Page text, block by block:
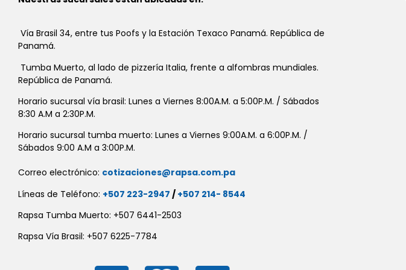
Vía Brasil 34, entre tus Poofs y la Estación Texaco Panamá. República de
Panamá.
Tumba Muerto, al lado de pizzería Italia, frente a alfombras mundiales.
República de Panamá.
Horario sucursal vía brasil: Lunes a Viernes 8:00A.M. a 5:00P.M. / Sábados
8:30 A.M a 2:30P.M.
Horario sucursal tumba muerto: Lunes a Viernes 9:00A.M. a 6:00P.M. /
Sábados 9:00 A.M a 3:00P.M.
Correo electrónico: cotizaciones@rapsa.com.pa
Líneas de Teléfono: +507 223-2947 / +507 214- 8544
Rapsa Tumba Muerto: +507 6441-2503
Rapsa Vía Brasil: +507 6225-7784